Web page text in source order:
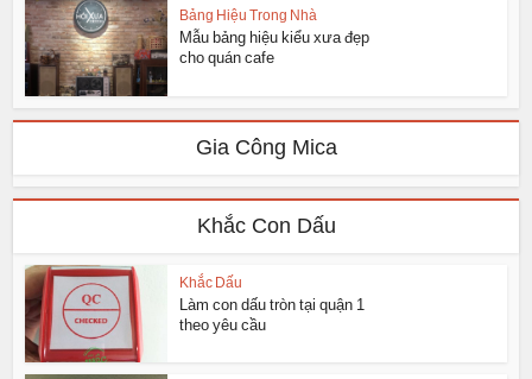
Bảng Hiệu Trong Nhà
Mẫu bảng hiệu kiểu xưa đẹp
cho quán cafe
Gia Công Mica
Khắc Con Dấu
Khắc Dấu
Làm con dấu tròn tại quận 1
theo yêu cầu